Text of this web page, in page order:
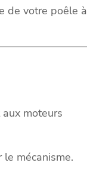
de votre poêle à
moteurs
mécanisme.